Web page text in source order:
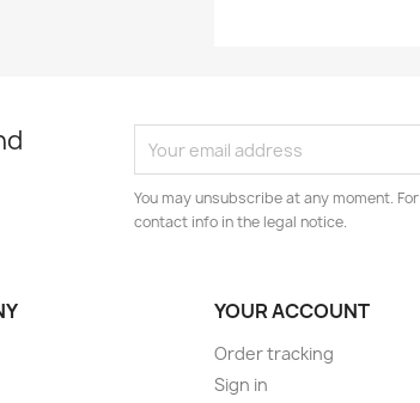
You may unsubscribe at any moment.
contact info in the legal notice.
YOUR ACCOUNT
Order tracking
Sign in